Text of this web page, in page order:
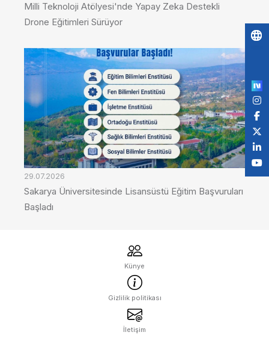
Milli Teknoloji Atölyesi'nde Yapay Zeka Destekli
Drone Eğitimleri Sürüyor
29.07.2026
Sakarya Üniversitesinde Lisansüstü Eğitim Başvuruları
Başladı
Künye
Gizlilik politikası
İletişim